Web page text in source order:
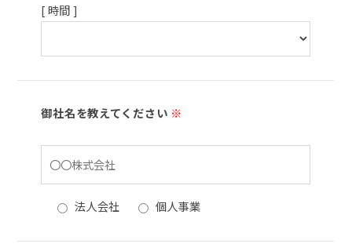
[ 時間 ]
御社名を教えてください ※
法人会社 個人事業